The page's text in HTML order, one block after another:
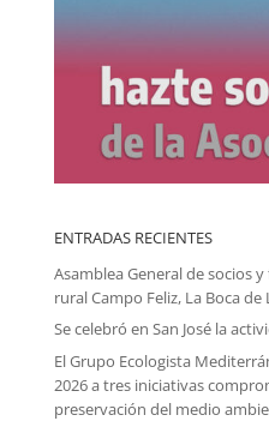
ENTRADAS RECIENTES
Asamblea General de socios
rural Campo Feliz, La Boca de
Se celebró en San José la
El Grupo Ecologista
2026 a tres iniciativas
preservación del medio